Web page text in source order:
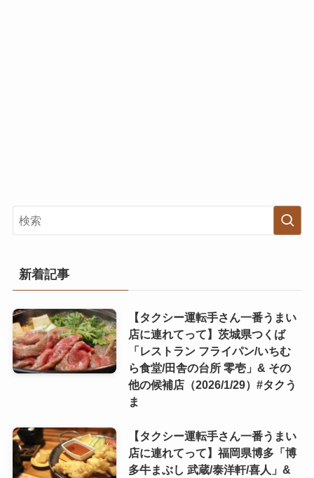
新着記事
【タクシー運転手さん一番うまい
店に連れてって】茨城県つくば
「レストラン フライパン/いちむ
ら食堂/田舎の台所 零壱」& その
他の候補店（2026/1/29）#タクう
ま
【タクシー運転手さん一番うまい
店に連れてって】福岡県博多「博
多牛まぶし 武蔵/泰洋軒/喜人」&